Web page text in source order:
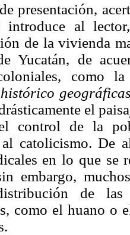
presentación,
introduce al
de la vivienda
Yucatán, de
como
el
control de la
catolicismo. De
en lo que se
embargo,
de las
como el huano o